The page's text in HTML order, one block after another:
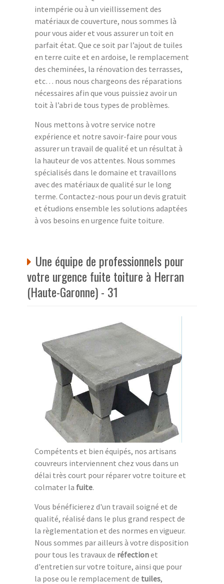
intempérie ou à un vieillissement des
matériaux de couverture, nous sommes là
pour vous aider et vous assurer un toit en
parfait état. Que ce soit par l’ajout de tuiles
en terre cuite et en ardoise, le remplacement
des cheminées, la rénovation des terrasses,
etc… nous nous chargeons des réparations
nécessaires afin que vous puissiez avoir un
toit à l’abri de tous types de problèmes.
Nous mettons à votre service notre
expérience et notre savoir-faire pour vous
assurer un travail de qualité et un résultat à
la hauteur de vos attentes. Nous sommes
spécialisés dans le domaine et travaillons
avec des matériaux de qualité sur le long
terme. Contactez-nous pour un devis gratuit
et étudions ensemble les solutions adaptées
à vos besoins en urgence fuite toiture.
Une équipe de professionnels pour
votre urgence fuite toiture à Herran
(Haute-Garonne) - 31
Compétents et bien équipés, nos artisans
couvreurs interviennent chez vous dans un
délai très court pour réparer votre toiture et
colmater la fuite.
Vous bénéficierez d'un travail soigné et de
qualité, réalisé dans le plus grand respect de
la règlementation et des normes en vigueur.
Nous sommes par ailleurs à votre disposition
pour tous les travaux de réfectionet
d'entretien sur votre toiture, ainsi que pour
la pose ou le remplacement de tuiles,